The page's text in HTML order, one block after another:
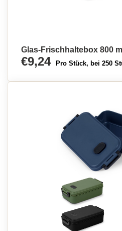
Glas-Frischhaltebox 800
€9,24 Pro Stück, bei 250